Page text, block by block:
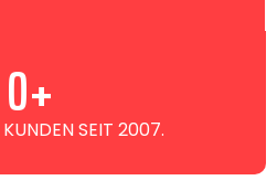
KUNDEN SEIT 2007.
0+